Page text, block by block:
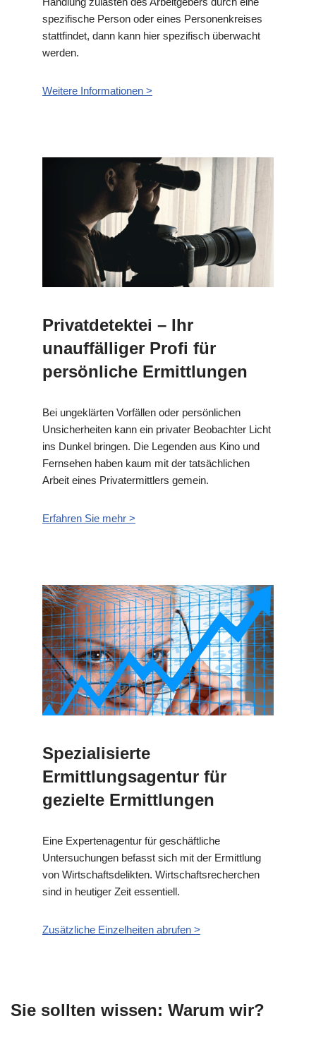
spezifische Person oder eines Personenkreises
stattfindet, dann kann hier spezifisch überwacht
werden.
Weitere Informationen >
Privatdetektei – Ihr
unauffälliger Profi für
persönliche Ermittlungen
Bei ungeklärten Vorfällen oder persönlichen
Unsicherheiten kann ein privater Beobachter Licht
ins Dunkel bringen. Die Legenden aus Kino und
Fernsehen haben kaum mit der tatsächlichen
Arbeit eines Privatermittlers gemein.
Erfahren Sie mehr >
Spezialisierte
Ermittlungsagentur für
gezielte Ermittlungen
Eine Expertenagentur für geschäftliche
Untersuchungen befasst sich mit der Ermittlung
von Wirtschaftsdelikten. Wirtschaftsrecherchen
sind in heutiger Zeit essentiell.
Zusätzliche Einzelheiten abrufen >
Sie sollten wissen: Warum wir?